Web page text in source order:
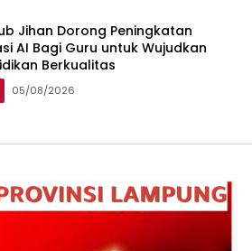
Jihan Dorong Peningkatan
AI Bagi Guru untuk Wujudkan
Berkualitas
05/08/2026